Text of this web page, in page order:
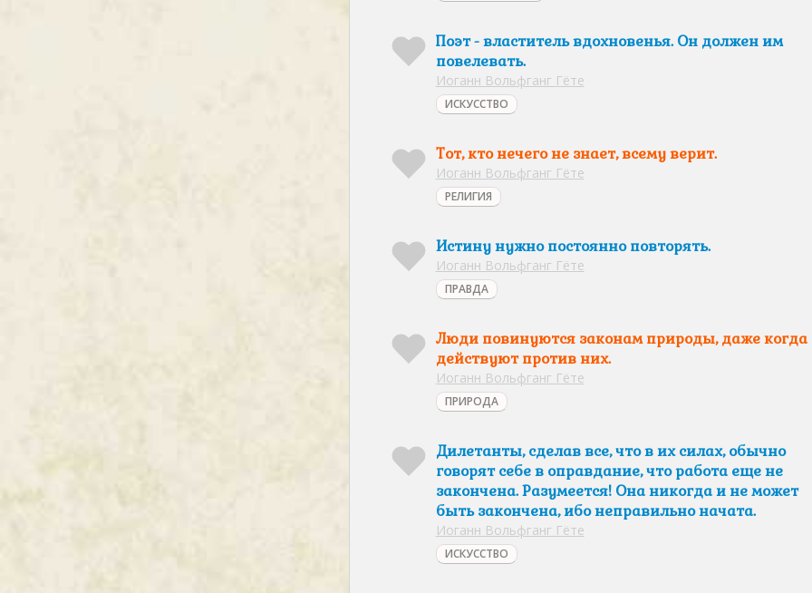
Поэт - властитель вдохновенья. Он должен им
повелевать.
Иоганн Вольфганг Гёте
ИСКУССТВО
Тот, кто нечего не знает, всему верит.
Иоганн Вольфганг Гёте
РЕЛИГИЯ
Истину нужно постоянно повторять.
Иоганн Вольфганг Гёте
ПРАВДА
Люди повинуются законам природы, даже когда
действуют против них.
Иоганн Вольфганг Гёте
ПРИРОДА
Дилетанты, сделав все, что в их силах, обычно
говорят себе в оправдание, что работа еще не
закончена. Разумеется! Она никогда и не может
быть закончена, ибо неправильно начата.
Иоганн Вольфганг Гёте
ИСКУССТВО